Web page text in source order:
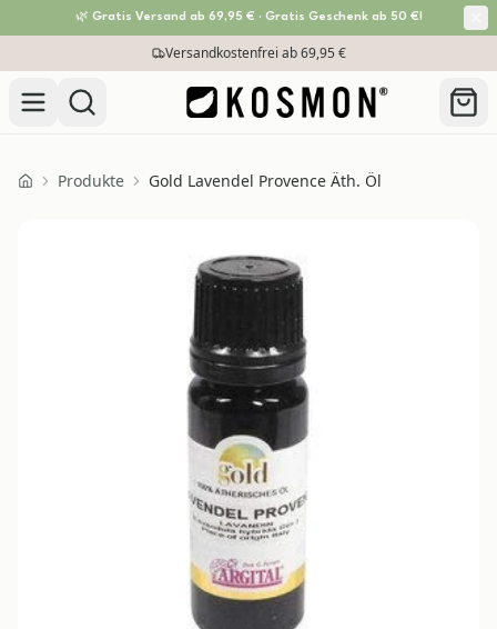
🌿 Gratis Versand ab 69,95 € · Gratis Geschenk ab 50 €!
Zum Inhalt springenVersandkostenfrei ab 69,95 €
HomeProdukte Gold Lavendel Provence Äth. Öl